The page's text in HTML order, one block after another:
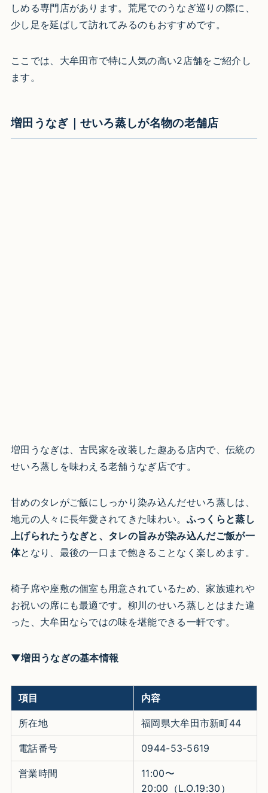
しめる専門店があります。荒尾でのうなぎ巡りの際に、
少し足を延ばして訪れてみるのもおすすめです。
ここでは、大牟田市で特に人気の高い2店舗をご紹介し
ます。
増田うなぎ｜せいろ蒸しが名物の老舗店
増田うなぎは、古民家を改装した趣ある店内で、伝統の
せいろ蒸しを味わえる老舗うなぎ店です。
甘めのタレがご飯にしっかり染み込んだせいろ蒸しは、
地元の人々に長年愛されてきた味わい。 ふっくらと蒸し
上げられたうなぎと、タレの旨みが染み込んだご飯が一
体となり、最後の一口まで飽きることなく楽しめます。
椅子席や座敷の個室も用意されているため、家族連れや
お祝いの席にも最適です。柳川のせいろ蒸しとはまた違
った、大牟田ならではの味を堪能できる一軒です。
▼増田うなぎの基本情報
項目 内容
所在地 福岡県大牟田市新町44
電話番号 0944-53-5619
営業時間
11:00〜
20:00（L.O.19:30）